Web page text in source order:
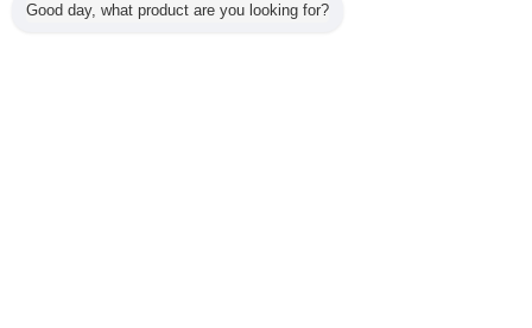
Good day, what product are you looking for?